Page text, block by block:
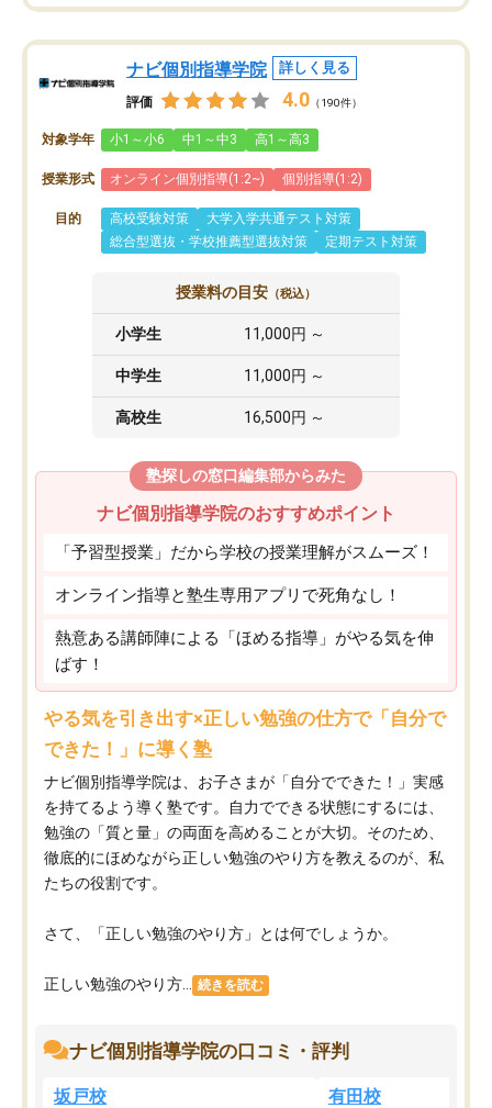
ナビ個別指導学院 詳しく見る
評価 4.0 （190件）
対象学年 小1～小6 中1～中3 高1～高3
授業形式 オンライン個別指導(1:2~) 個別指導(1:2)
目的 高校受験対策
大学入学共通テスト対策
総合型選抜・学校推薦型選抜対策
定期テスト対策
授業料の目安 （税込）
小学生 11,000円 ～
中学生 11,000円 ～
高校生 16,500円 ～
塾探しの窓口編集部からみた
ナビ個別指導学院のおすすめポイント
「予習型授業」だから学校の授業理解がスムーズ！
オンライン指導と塾生専用アプリで死角なし！
熱意ある講師陣による「ほめる指導」がやる気を伸
ばす！
やる気を引き出す×正しい勉強の仕方で「自分で
できた！」に導く塾
ナビ個別指導学院は、お子さまが「自分でできた！」実感
を持てるよう導く塾です。自力でできる状態にするには、
勉強の「質と量」の両面を高めることが大切。そのため、
徹底的にほめながら正しい勉強のやり方を教えるのが、私
たちの役割です。
さて、「正しい勉強のやり方」とは何でしょうか。
正しい勉強のやり方... 続きを読む
ナビ個別指導学院の口コミ・評判
坂戸校 有田校